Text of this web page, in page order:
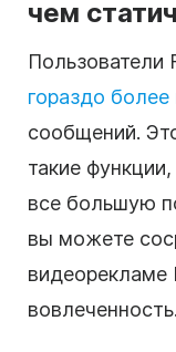
чем
Пользователи
гораздо
сообщений.
такие
все большую
вы можете
видеорекламе
вовлеченность.